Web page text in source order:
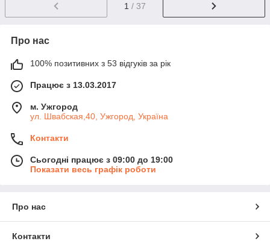
1 / 37
Про нас
100% позитивних з 53 відгуків за рік
Працює з 13.03.2017
м. Ужгород
ул. Швабская,40, Ужгород, Україна
Контакти
Сьогодні працює з 09:00 до 19:00
Показати весь графік роботи
Про нас
Контакти